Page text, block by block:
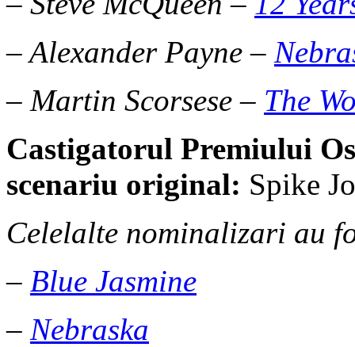
– Alexander Payne –
– Martin Scorsese – The
Castigatorul Premiului
scenariu original: Spike
Celelalte nominalizari au
– Blue Jasmine
– Nebraska